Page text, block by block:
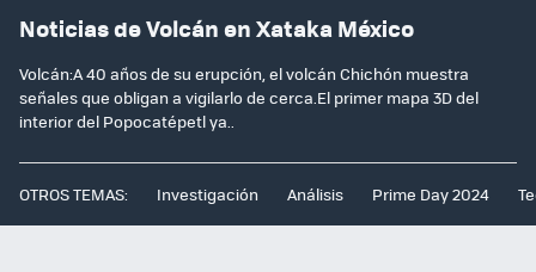
Noticias de Volcán en Xataka México
Volcán:A 40 años de su erupción, el volcán Chichón muestra
señales que obligan a vigilarlo de cerca.El primer mapa 3D del
interior del Popocatépetl ya..
OTROS TEMAS: Investigación Análisis Prime Day 2024